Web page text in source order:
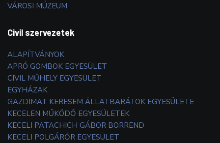
VÁROSI MÚZEUM
Civil szervezetek
ALAPÍTVÁNYOK
APRÓ GOMBOK EGYESÜLET
CIVIL MŰHELY EGYESÜLET
EGYHÁZAK
GAZDIMAT KERESEM ÁLLATBARÁTOK EGYESÜLETE
KECELEN MŰKÖDŐ EGYESÜLETEK
KECELI PATACHICH GÁBOR BORREND
KECELI POLGÁRŐR EGYESÜLET